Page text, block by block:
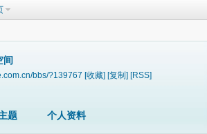
间
bbs/?139767 [收藏] [复制] [RSS]
题 个人资料